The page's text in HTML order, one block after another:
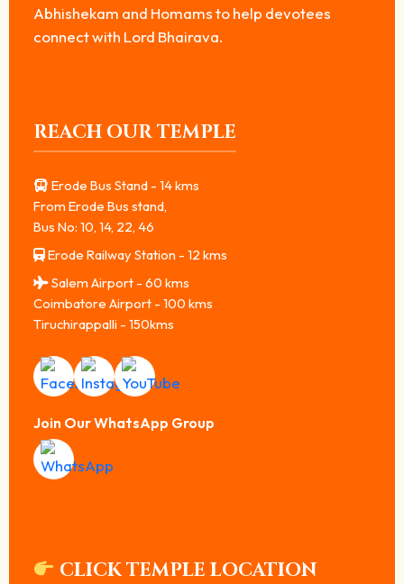
Abhishekam and Homams to help devotees
connect with Lord Bhairava.
REACH OUR TEMPLE
Erode Bus Stand - 14 kms
From Erode Bus stand,
Bus No: 10, 14, 22, 46
Erode Railway Station - 12 kms
Salem Airport - 60 kms
Coimbatore Airport - 100 kms
Tiruchirappalli - 150kms
Join Our WhatsApp Group
CLICK TEMPLE LOCATION